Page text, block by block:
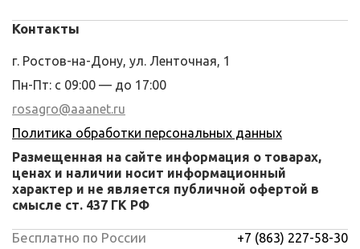
Контакты
г. Ростов-на-Дону, ул. Ленточная, 1
Пн-Пт: с 09:00 — до 17:00
rosagro@aaanet.ru
Политика обработки персональных данных
Размещенная на сайте информация о товарах,
ценах и наличии носит информационный
характер и не является публичной офертой в
смысле ст. 437 ГК РФ
Бесплатно по России +7 (863) 227-58-30